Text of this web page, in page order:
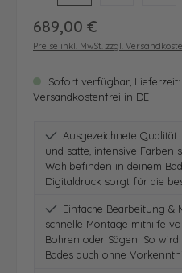
Regulärer Preis:
689,00 €
Preise inkl. MwSt. zzgl.
Sofort verfügbar, Lieferzeit:
Versandkostenfrei in DE
Ausgezeichnete
und satte, intensive Farben
Wohlbefinden in deinem
Digitaldruck sorgt für die
Einfache Bearbeitung &
schnelle Montage mithilfe
Bohren oder Sägen. So
Bades auch ohne